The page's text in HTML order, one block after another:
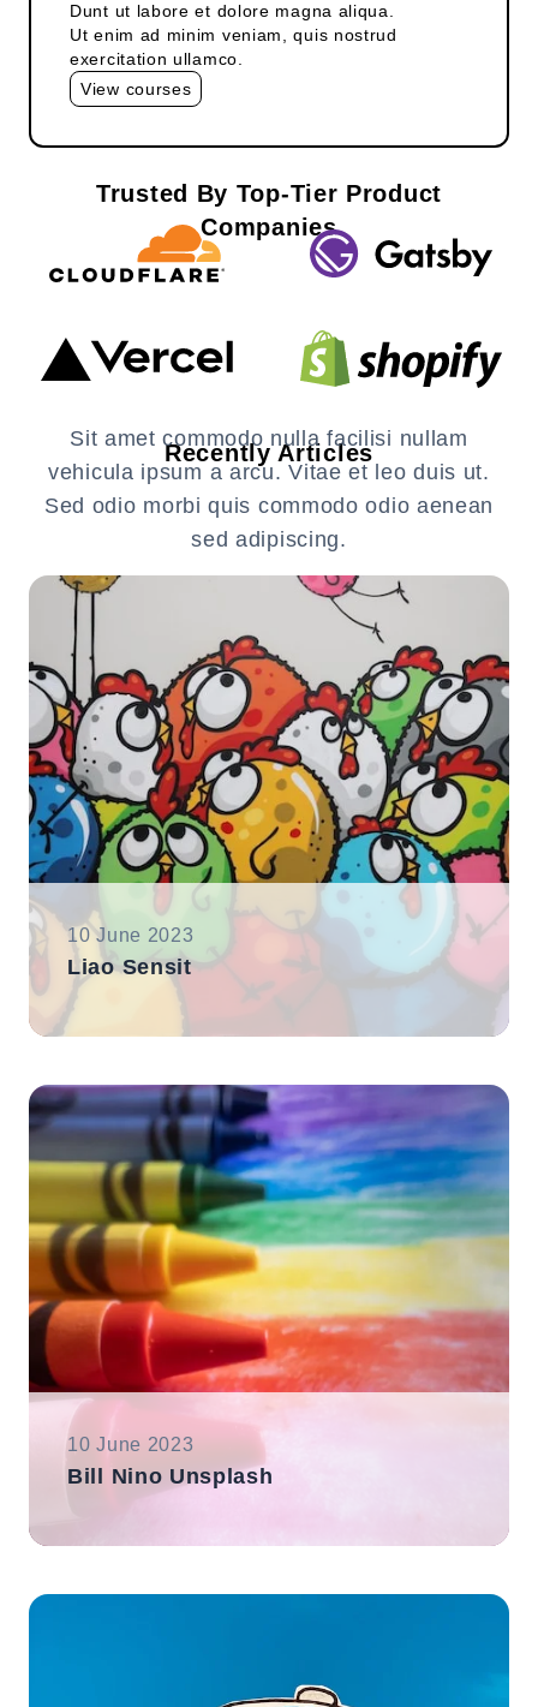
Dunt ut labore et dolore magna aliqua.
Ut enim ad minim veniam, quis nostrud
exercitation ullamco.
View courses
Trusted By Top-Tier Product
Companies
Recently Articles
Sit amet commodo nulla facilisi nullam
vehicula ipsum a arcu. Vitae et leo duis ut.
Sed odio morbi quis commodo odio aenean
sed adipiscing.
10 June 2023
Liao Sensit
10 June 2023
Bill Nino Unsplash